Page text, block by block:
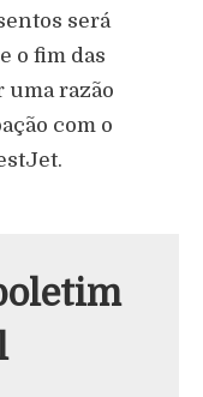
será
o fim das
razão
com o